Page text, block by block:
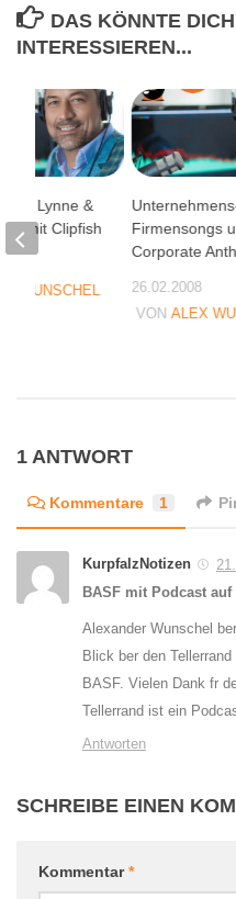
DAS KÖNNTE
INTERESSIEREN...
Firmensongs
Corporate
26.02.2008
VON ALEX
die Lynne &
mit Clipfish
WUNSCHEL
1 ANTWORT
Kommentare 1
KurpfalzNotizen
BASF mit Podcast
Alexander Wunschel
Blick ber den
BASF. Vielen Dank fr
Tellerrand ist ein
Antworten
SCHREIBE EINEN
Kommentar*